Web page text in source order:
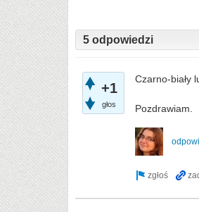
5 odpowiedzi
+1
głos
Czarno-biały
Pozdrawiam.